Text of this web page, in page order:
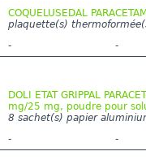
COQUELUSEDAL
plaquette(s)
-
-
DOLI ETAT GRIPPAL
mg/25 mg, poudre pour
8 sachet(s) papier
-
-